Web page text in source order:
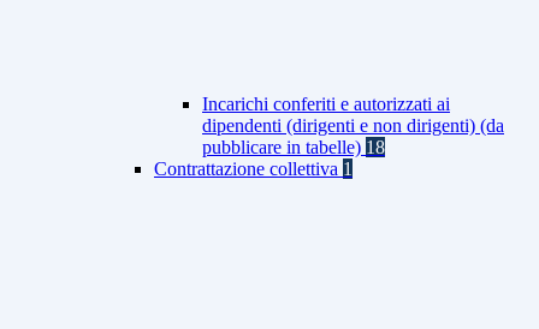
Incarichi conferiti e autorizzati ai
dipendenti (dirigenti e non dirigenti) (da
pubblicare in tabelle) 18
Contrattazione collettiva 1